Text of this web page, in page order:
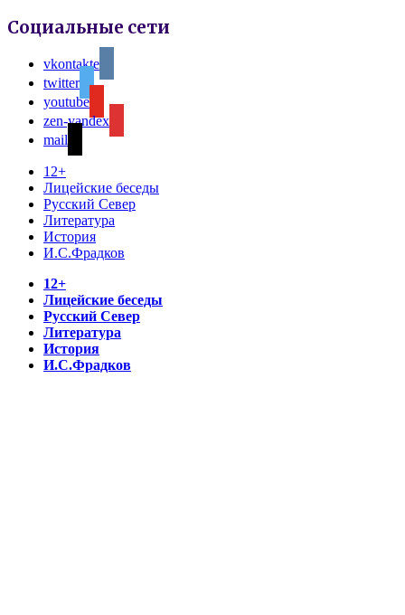
Социальные сети
vkontakte
twitter
youtube
zen-yandex
mail
12+
Лицейские беседы
Русский Север
Литература
История
И.С.Фрадков
12+
Лицейские беседы
Русский Север
Литература
История
И.С.Фрадков